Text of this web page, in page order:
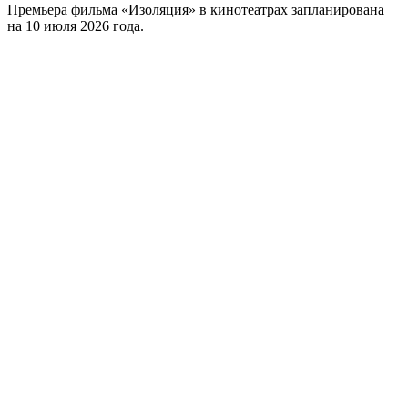
Премьера фильма «Изоляция» в кинотеатрах запланирована
на 10 июля 2026 года.